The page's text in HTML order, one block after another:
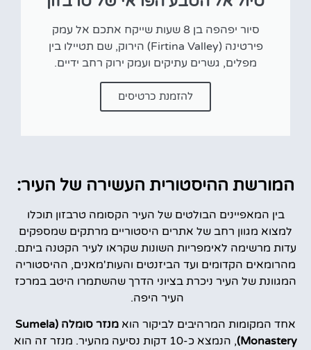
סיור יפהפה בן 8 שעות שייקח אתכם אל עמק
פירטינה (Firtina Valley) הירוק, שם תטיילו בין
מפלים, גשרים עתיקים ועמק ירוק רחב ידיים.
להזמנת כרטיסים
המורשת ההיסטורית העשירה של העיר:
בין המאפיינים הבולטים של העיר הקסומה טרבזון תוכלו
למצוא מגוון רחב של אתרים היסטוריים מרתקים שמספקים
עדות מרשימה לאימפריות השונות שקראו לעיר הקטנה ביתם.
מהרומאים הקדומים ועד הביזנטים והעות'מאנים, ההיסטוריה
המגוונת של העיר ניכרת בציוני הדרך שהשתמרו היטב במרכז
העיר היפה.
אחד המקומות המרהיבים לביקור הוא
מנזר סומלה (Sumela
Monastery)
, הנמצא כ-10 דקות נסיעה מהעיר. מנזר זה הוא